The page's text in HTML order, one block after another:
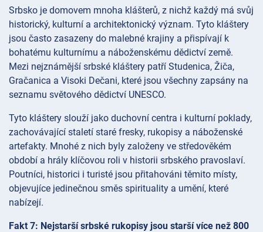
Srbsko je domovem mnoha klášterů, z nichž každý má svůj
historický, kulturní a architektonický význam. Tyto kláštery
jsou často zasazeny do malebné krajiny a přispívají k
bohatému kulturnímu a náboženskému dědictví země.
Mezi nejznámější srbské kláštery patří Studenica, Žiča,
Gračanica a Visoki Dečani, které jsou všechny zapsány na
seznamu světového dědictví UNESCO.
Tyto kláštery slouží jako duchovní centra i kulturní poklady,
zachovávající staletí staré fresky, rukopisy a náboženské
artefakty. Mnohé z nich byly založeny ve středověkém
období a hrály klíčovou roli v historii srbského pravoslaví.
Poutníci, historici i turisté jsou přitahováni těmito místy,
objevujíce jedinečnou směs spirituality a umění, které
nabízejí.
Fakt 7: Nejstarší srbské rukopisy jsou starší více než 800